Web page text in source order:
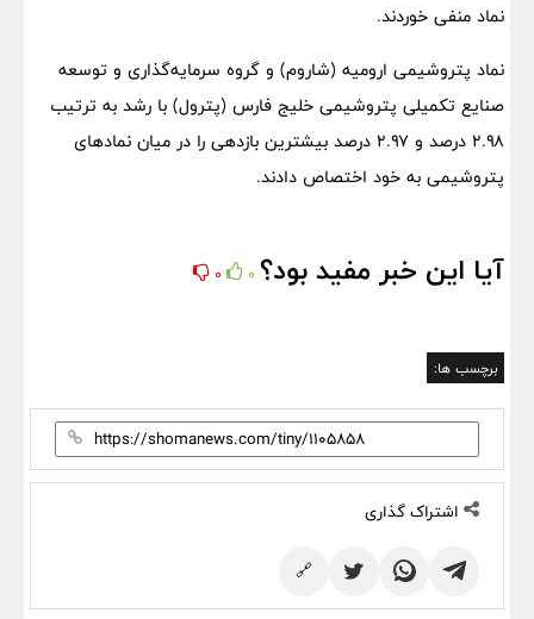
نماد منفی خوردند.
نماد پتروشیمی ارومیه (شاروم) و گروه سرمایه‌گذاری و توسعه
صنایع تکمیلی پتروشیمی خلیج فارس (پترول) با رشد به ترتیب
۲.۹۸ درصد و ۲.۹۷ درصد بیشترین بازدهی را در میان نمادهای
پتروشیمی به خود اختصاص دادند.
آیا این خبر مفید بود؟ 0
0
برچسب ها:
اشتراک گذاری
🔗